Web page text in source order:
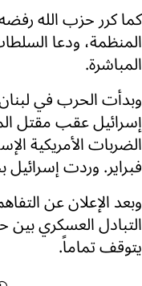
كما كرر حزب الله رفضه
المنظمة، ودعا
المباشرة.
وبدأت الحرب في
إسرائيل عقب مقتل
فبراير. وردت
وبعد الإعلان عن
التبادل العسكري بين
يتوقف تماماً.